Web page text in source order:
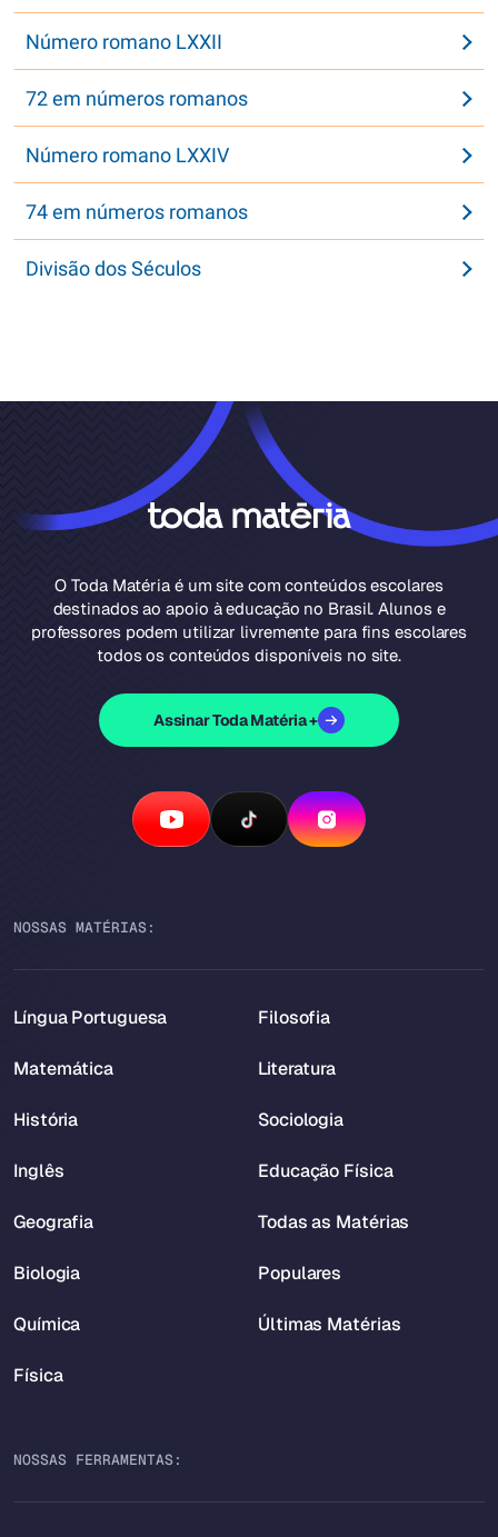
Número romano LXXII
72 em números romanos
Número romano LXXIV
74 em números romanos
Divisão dos Séculos
O Toda Matéria é um site com conteúdos escolares
destinados ao apoio à educação no Brasil. Alunos e
professores podem utilizar livremente para fins escolares
todos os conteúdos disponíveis no site.
Assinar Toda Matéria +
NOSSAS MATÉRIAS:
Língua Portuguesa
Matemática
História
Inglês
Geografia
Biologia
Química
Física
Filosofia
Literatura
Sociologia
Educação Física
Todas as Matérias
Populares
Últimas Matérias
NOSSAS FERRAMENTAS: